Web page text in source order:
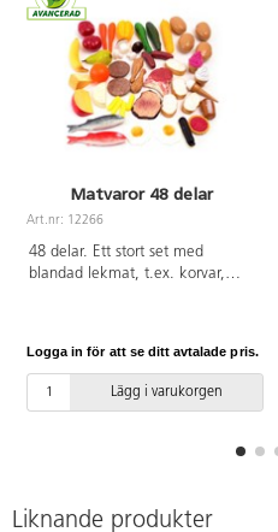
Matvaror 48 delar
Art.nr: 12266
48 delar. Ett stort set med
blandad lekmat, t.ex. korvar,
Logga in för att se ditt avtalade pris.
Lägg i varukorgen
Liknande produkter